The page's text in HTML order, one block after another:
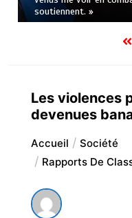
soutiennent. »
Les violences
devenues
Accueil
Société
Rapports De